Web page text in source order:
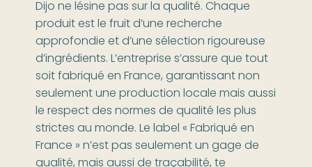
Dijo ne lésine pas sur la qualité. Chaque
produit est le fruit d’une recherche
approfondie et d’une sélection rigoureuse
d’ingrédients. L’entreprise s’assure que tout
soit fabriqué en France, garantissant non
seulement une production locale mais aussi
le respect des normes de qualité les plus
strictes au monde. Le label « Fabriqué en
France » n’est pas seulement un gage de
qualité, mais aussi de traçabilité, te